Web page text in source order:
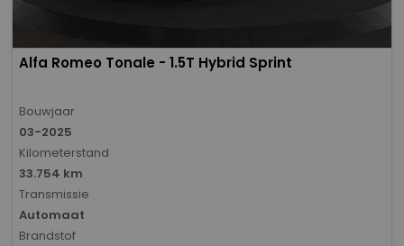
Alfa Romeo Tonale - 1.5T Hybrid Sprint
Bouwjaar
03-2025
Kilometerstand
33.754 km
Transmissie
Automaat
Brandstof